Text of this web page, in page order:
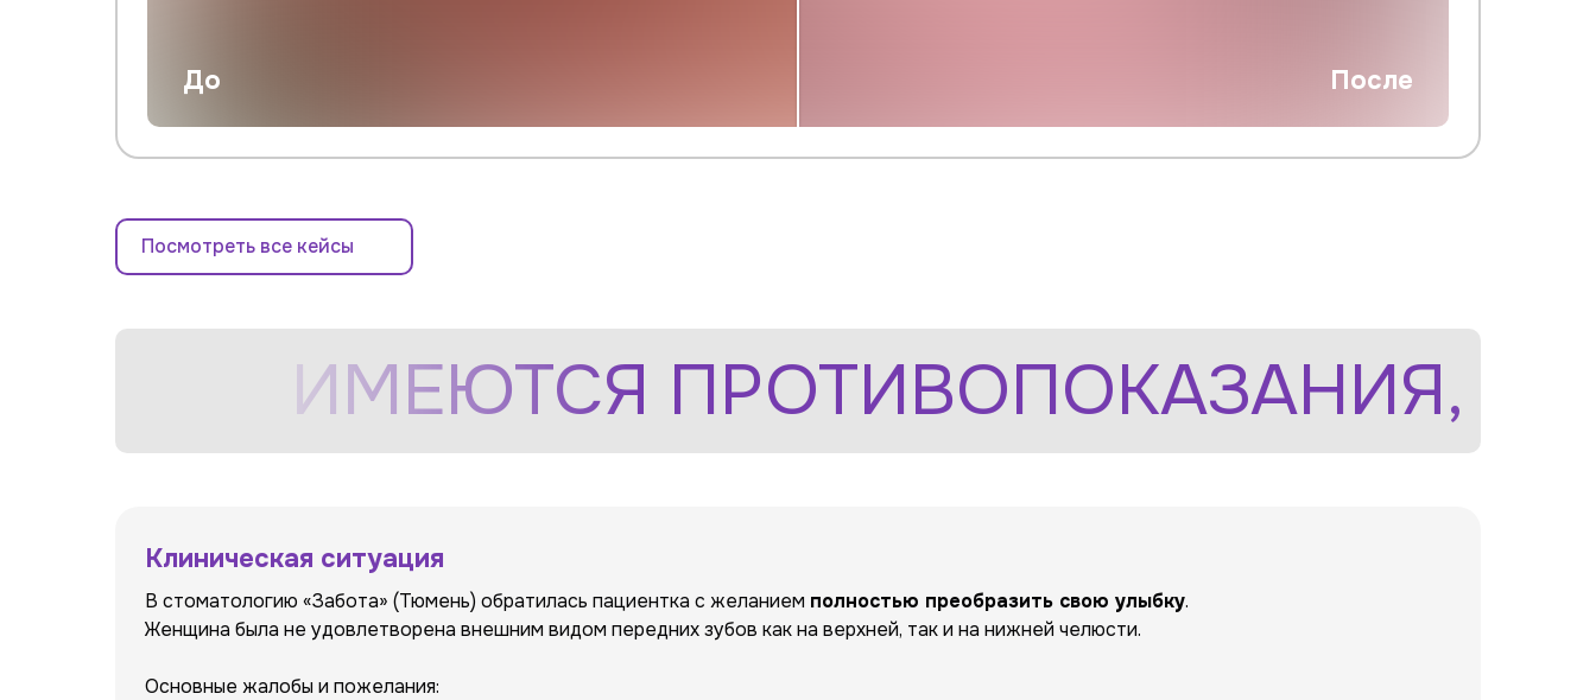
До После
Посмотреть все кейсы
ИМЕЮТСЯ ПРОТИВОПОКАЗАНИЯ,
Клиническая ситуация
В стоматологию «Забота» (Тюмень) обратилась пациентка с желанием полностью преобразить свою улыбку.
Женщина была не удовлетворена внешним видом передних зубов как на верхней, так и на нижней челюсти.
Основные жалобы и пожелания: